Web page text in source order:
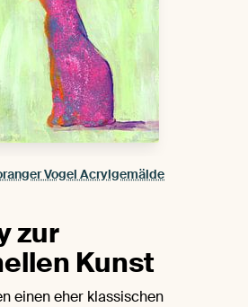
Vogel Acrylgemälde
zur
Kunst
einen eher klassischen